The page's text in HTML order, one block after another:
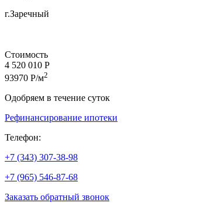
г.Заречный
Стоимость
4 520 010 Р
93970 Р/м2
Одобряем в течение суток
Рефинансирование ипотеки
Телефон:
+7 (343) 307-38-98
+7 (965) 546-87-68
Заказать обратный звонок